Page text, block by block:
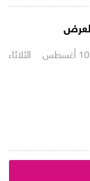
الثلاثاء 11 أغسطس